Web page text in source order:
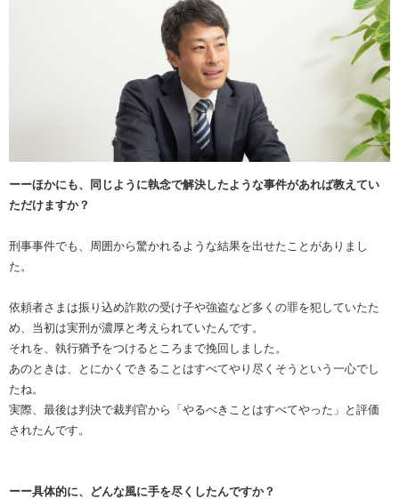
ーーほかにも、同じように執念で解決したような事件があれば教えてい
ただけますか？
刑事事件でも、周囲から驚かれるような結果を出せたことがありまし
た。
依頼者さまは振り込め詐欺の受け子や強盗など多くの罪を犯していたた
め、当初は実刑が濃厚と考えられていたんです。
それを、執行猶予をつけるところまで挽回しました。
あのときは、とにかくできることはすべてやり尽くそうという一心でし
たね。
実際、最後は判決で裁判官から「やるべきことはすべてやった」と評価
されたんです。
ーー具体的に、どんな風に手を尽くしたんですか？